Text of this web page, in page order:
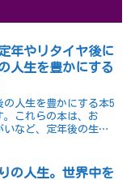
年やリタイヤ後に
人生を豊かにする
の人生を豊かにする本5
。これらの本は、お
など、定年後の生活
い。
の人生。世界中を